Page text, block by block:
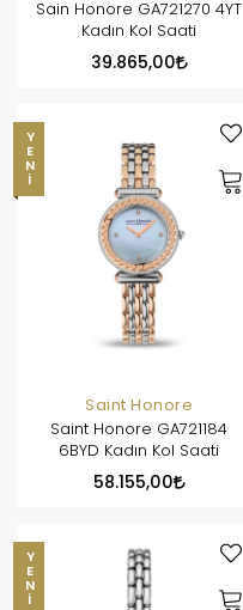
Sain Honore GA721270 4YT
Kadın Kol Saati
39.865,00
YENI
Saint Honore
Saint Honore GA721184
6BYD Kadın Kol Saati
58.155,00
YENI